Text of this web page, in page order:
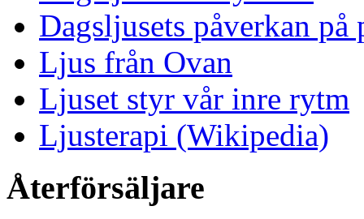
Dagsljusets påverkan på
Ljus från Ovan
Ljuset styr vår inre rytm
Ljusterapi (Wikipedia)
Återförsäljare